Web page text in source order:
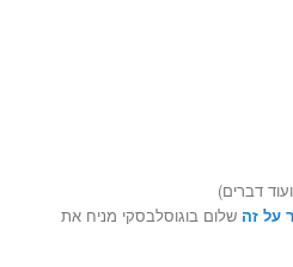
דברים)
על זה שלום בוגוסלבסקי מניח את